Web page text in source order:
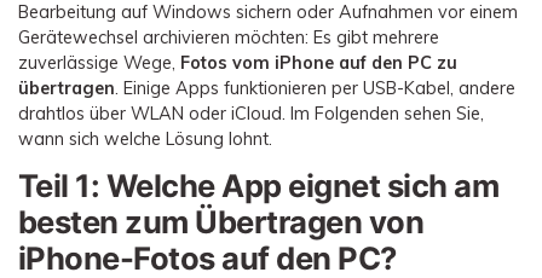
Bearbeitung auf Windows sichern oder Aufnahmen vor einem
Gerätewechsel archivieren möchten: Es gibt mehrere
zuverlässige Wege, Fotos vom iPhone auf den PC zu
übertragen. Einige Apps funktionieren per USB-Kabel, andere
drahtlos über WLAN oder iCloud. Im Folgenden sehen Sie,
wann sich welche Lösung lohnt.
Teil 1: Welche App eignet sich am
besten zum Übertragen von
iPhone-Fotos auf den PC?